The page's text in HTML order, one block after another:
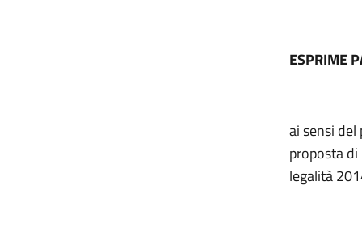
ESPRIME
ai sensi del
proposta
legalità